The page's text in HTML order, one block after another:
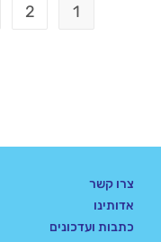
1
2
צרו קשר
אדותינו
כתבות ועדכונים